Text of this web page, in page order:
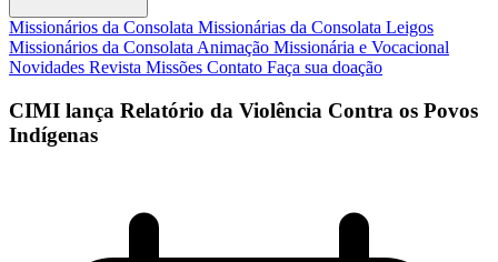
Missionários da Consolata Missionárias da Consolata Leigos
Missionários da Consolata Animação Missionária e Vocacional
Novidades Revista Missões Contato Faça sua doação
CIMI lança Relatório da Violência Contra os Povos
Indígenas